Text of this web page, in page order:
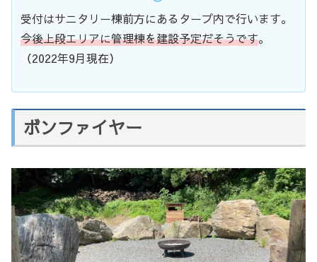
受付はサニタリー棟前方にあるタープ内で行います。
今後上段エリアに管理棟を建設予定だそうです。
（2022年9月現在）
ボンファイヤー